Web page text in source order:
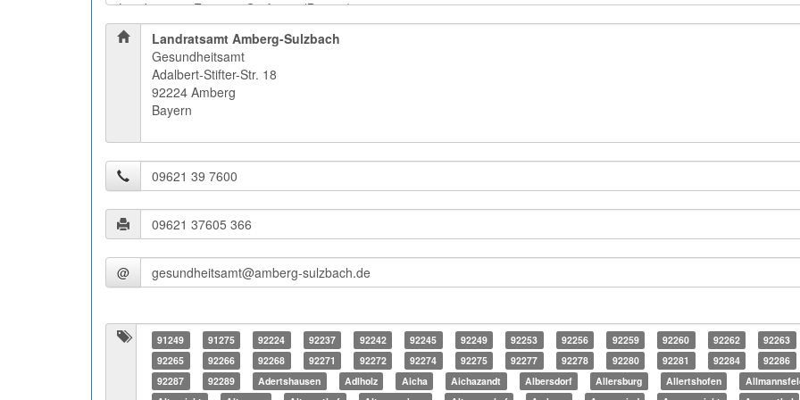
Landratsamt Amberg-Sulzbach
Gesundheitsamt
Adalbert-Stifter-Str. 18
92224 Amberg
Bayern
@
91249 91275 92224 92237 92242 92245 92249 92253 92256 92259 92260 92262
92263
92265
92266 92268 92271 92272 92274 92275 92277 92278 92280 92281 92284
92286
92287
92289 Adertshausen Adlholz Aicha Aichazandt Albersdorf Allersburg Allertshofen